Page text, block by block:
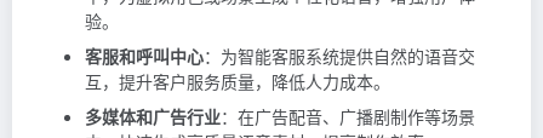
验。
客服和呼叫中心：为智能客服系统提供自然的语音交
互，提升客户服务质量，降低人力成本。
多媒体和广告行业：在广告配音、广播剧制作等场景